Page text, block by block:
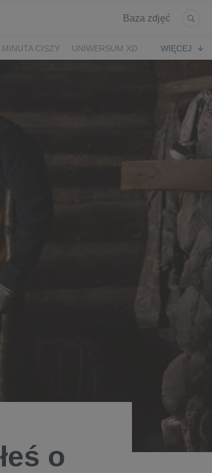
Baza zdjęć
MINUTA CISZY
UNIWERSUM XD
WIĘCEJ
o